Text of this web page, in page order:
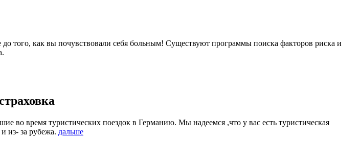
того, как вы почувствовали себя больным! Существуют программы поиска факторов риска и
во время туристических поездок в Германию. Мы надеемся ,что у вас есть туристическая
из- за рубежа. дальше